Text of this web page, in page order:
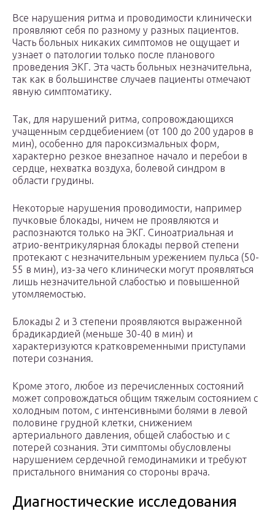
Все нарушения ритма и проводимости клинически
проявляют себя по разному у разных пациентов.
Часть больных никаких симптомов не ощущает и
узнает о патологии только после планового
проведения ЭКГ. Эта часть больных незначительна,
так как в большинстве случаев пациенты отмечают
явную симптоматику.
Так, для нарушений ритма, сопровождающихся
учащенным сердцебиением (от 100 до 200 ударов в
мин), особенно для пароксизмальных форм,
характерно резкое внезапное начало и перебои в
сердце, нехватка воздуха, болевой синдром в
области грудины.
Некоторые нарушения проводимости, например
пучковые блокады, ничем не проявляются и
распознаются только на ЭКГ. Синоатриальная и
атрио-вентрикулярная блокады первой степени
протекают с незначительным урежением пульса (50-
55 в мин), из-за чего клинически могут проявляться
лишь незначительной слабостью и повышенной
утомляемостью.
Блокады 2 и 3 степени проявляются выраженной
брадикардией (меньше 30-40 в мин) и
характеризуются кратковременными приступами
потери сознания.
Кроме этого, любое из перечисленных состояний
может сопровождаться общим тяжелым состоянием с
холодным потом, с интенсивными болями в левой
половине грудной клетки, снижением
артериального давления, общей слабостью и с
потерей сознания. Эти симптомы обусловлены
нарушением сердечной гемодинамики и требуют
пристального внимания со стороны врача.
Диагностические исследования